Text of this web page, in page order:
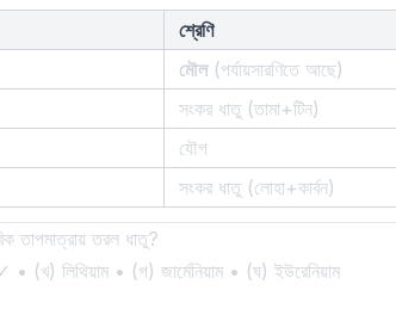
শ্রেণি
মৌল(পর্যায়সারণিতে আছে)
সংকর ধাতু (তামা+টিন)
যৌগ
সংকর ধাতু (লোহা+কার্বন)
তাপমাত্রায় তরল ধাতু?
(খ) লিথিয়াম • (গ) জার্মেনিয়াম • (ঘ) ইউরেনিয়াম